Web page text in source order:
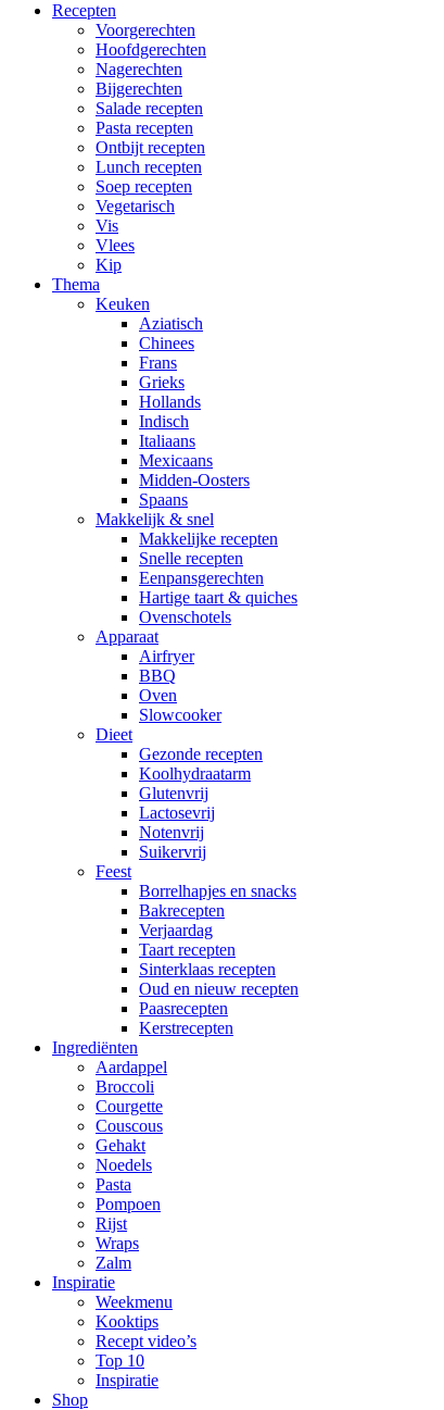
Recepten
Voorgerechten
Hoofdgerechten
Nagerechten
Bijgerechten
Salade recepten
Pasta recepten
Ontbijt recepten
Lunch recepten
Soep recepten
Vegetarisch
Vis
Vlees
Kip
Thema
Keuken
Aziatisch
Chinees
Frans
Grieks
Hollands
Indisch
Italiaans
Mexicaans
Midden-Oosters
Spaans
Makkelijk & snel
Makkelijke recepten
Snelle recepten
Eenpansgerechten
Hartige taart & quiches
Ovenschotels
Apparaat
Airfryer
BBQ
Oven
Slowcooker
Dieet
Gezonde recepten
Koolhydraatarm
Glutenvrij
Lactosevrij
Notenvrij
Suikervrij
Feest
Borrelhapjes en snacks
Bakrecepten
Verjaardag
Taart recepten
Sinterklaas recepten
Oud en nieuw recepten
Paasrecepten
Kerstrecepten
Ingrediënten
Aardappel
Broccoli
Courgette
Couscous
Gehakt
Noedels
Pasta
Pompoen
Rijst
Wraps
Zalm
Inspiratie
Weekmenu
Kooktips
Recept video’s
Top 10
Inspiratie
Shop